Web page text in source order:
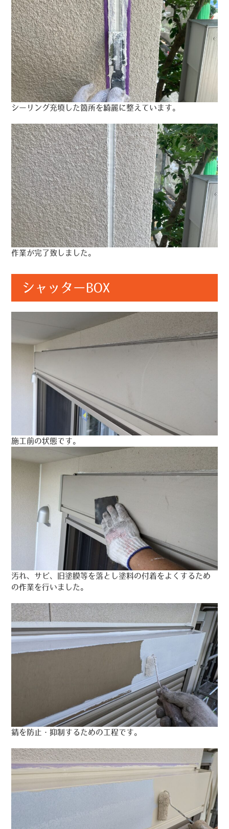
シーリング充填した箇所を綺麗に整えています。
作業が完了致しました。
シャッターBOX
施工前の状態です。
汚れ、サビ、旧塗膜等を落とし塗料の付着をよくするため
の作業を行いました。
錆を防止・抑制するための工程です。